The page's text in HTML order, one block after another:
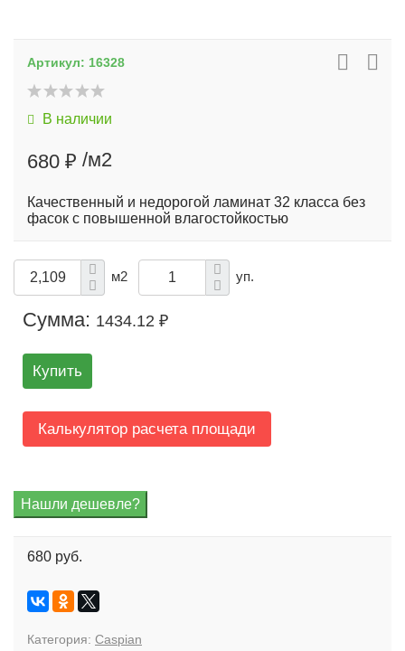
Артикул: 16328
В наличии
680 ₽ /м2
Качественный и недорогой ламинат 32 класса без
фасок с повышенной влагостойкостью
м2 уп.
Сумма: 1434.12 ₽
Купить
Калькулятор расчета площади
680 руб.
Категория: Caspian